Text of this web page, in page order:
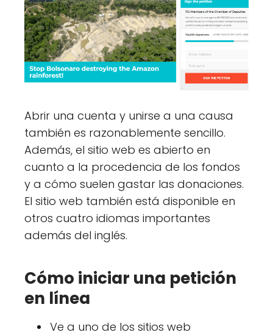
Abrir una cuenta y unirse a una causa
también es razonablemente sencillo.
Además, el sitio web es abierto en
cuanto a la procedencia de los fondos
y a cómo suelen gastar las donaciones.
El sitio web también está disponible en
otros cuatro idiomas importantes
además del inglés.
Cómo iniciar una petición
en línea
Ve a uno de los sitios web